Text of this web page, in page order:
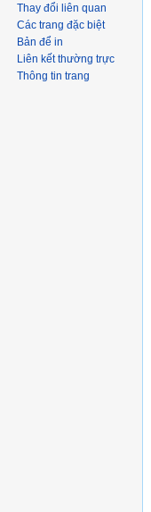
Thay đổi liên quan
Các trang đặc biệt
Bản để in
Liên kết thường trực
Thông tin trang